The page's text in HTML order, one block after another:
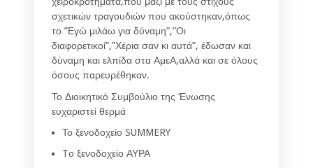
σχετικών τραγουδιών που ακούστηκαν,όπως
το ”Εγώ μιλάω για δύναμη”,”Οι
διαφορετικοί”,”Χέρια σαν κι αυτά”, έδωσαν και
δύναμη και ελπίδα στα ΑμεΑ,αλλά και σε όλους
όσους παρευρέθηκαν.
Το Διοικητικό Συμβούλιο της ‘Ενωσης
ευχαριστεί θερμά
Το ξενοδοχείο SUMMERY
Tο ξενοδοχείο ΑΥΡΑ